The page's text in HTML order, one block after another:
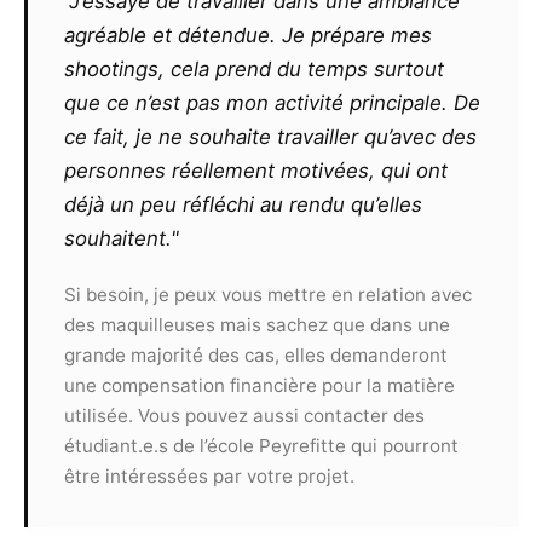
Le photographe ne pourra exiger un
quelconque commissionnement sur un contrat
remporté par le modèle, même s’il l’est grâce
aux seules photos qu’il aura réalisées ou
retouchées. De même, il ne pourra exiger aucun
partage des éventuels gains ou prix remportés
par le modèle suite à la présentation de clichés
Toute utilisation commerciale des
photographies devra faire l’objet d’un nouveau
contrat et ne pourra pas s’effectuer sans
l’accord des deux parties.
Article 9
Le présent contrat est valable, sans limite de
agréable et détendue. Je prépare mes
shootings, cela prend du temps surtout
que ce n’est pas mon activité principale. De
ce fait, je ne souhaite travailler qu’avec des
personnes réellement motivées, qui ont
déjà un peu réfléchi au rendu qu’elles
souhaitent."
Si besoin, je peux vous mettre en relation avec
des maquilleuses mais sachez que dans une
grande majorité des cas, elles demanderont
une compensation financière pour la matière
utilisée. Vous pouvez aussi contacter des
étudiant.e.s de l’école Peyrefitte qui pourront
être intéressées par votre projet.